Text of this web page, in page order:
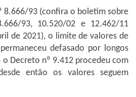
8.666/93 (confira o boletim sobre
93, 10.520/02 e 12.462/11
de 2021), o limite de valores de
defasado por longos
o Decreto nº 9.412 procedeu com
então os valores seguem